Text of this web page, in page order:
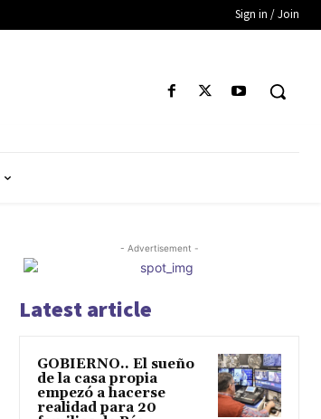
Sign in / Join
- Advertisement -
Latest article
GOBIERNO.. El sueño
de la casa propia
empezó a hacerse
realidad para 20